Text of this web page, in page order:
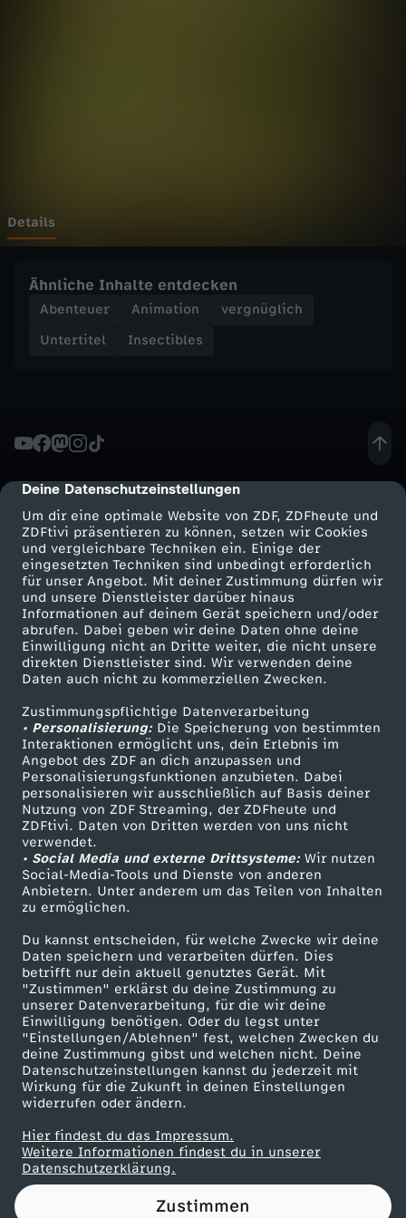
cmp-dialog-description
Deine Datenschutzeinstellungen
Um dir eine optimale Website von ZDF, ZDFheute und
ZDFtivi präsentieren zu können, setzen wir Cookies
und vergleichbare Techniken ein. Einige der
eingesetzten Techniken sind unbedingt erforderlich
für unser Angebot. Mit deiner Zustimmung dürfen wir
und unsere Dienstleister darüber hinaus
Informationen auf deinem Gerät speichern und/oder
abrufen. Dabei geben wir deine Daten ohne deine
Einwilligung nicht an Dritte weiter, die nicht unsere
direkten Dienstleister sind. Wir verwenden deine
Daten auch nicht zu kommerziellen Zwecken.
Zustimmungspflichtige Datenverarbeitung
• Personalisierung:Die Speicherung von bestimmten
Interaktionen ermöglicht uns, dein Erlebnis im
Angebot des ZDF an dich anzupassen und
Personalisierungsfunktionen anzubieten. Dabei
personalisieren wir ausschließlich auf Basis deiner
Nutzung von ZDF Streaming, der ZDFheute und
ZDFtivi. Daten von Dritten werden von uns nicht
verwendet.
• Social Media und externe Drittsysteme:Wir nutzen
Social-Media-Tools und Dienste von anderen
Anbietern. Unter anderem um das Teilen von Inhalten
zu ermöglichen.
Du kannst entscheiden, für welche Zwecke wir deine
Daten speichern und verarbeiten dürfen. Dies
betrifft nur dein aktuell genutztes Gerät. Mit
"Zustimmen" erklärst du deine Zustimmung zu
unserer Datenverarbeitung, für die wir deine
Einwilligung benötigen. Oder du legst unter
"Einstellungen/Ablehnen" fest, welchen Zwecken du
deine Zustimmung gibst und welchen nicht. Deine
Datenschutzeinstellungen kannst du jederzeit mit
Wirkung für die Zukunft in deinen Einstellungen
widerrufen oder ändern.
Hier findest du das Impressum.
Weitere Informationen findest du in unserer
Datenschutzerklärung.
Zustimmen
2
.
o
w
s
e
r
s
g
r
o
ß
e
r
W
u
n
s
c
h
Details
Ähnliche Inhalte entdecken
Abenteuer Animation
vergnüglich
Untertitel
Insectibles
Mehr ZDF
ZDF-Apps
Smart TV
ZDFtext
Livestreams
Sendungen A-Z
TV-Programm
Service
ZDFmitreden
Kontakt zum ZDF
Tickets
Zuschauerservice
Hilfe
ZDF Unternehmen
Karriere
ZDF goes Schule
Werbefernsehen
Mainzelmännchen
Partner